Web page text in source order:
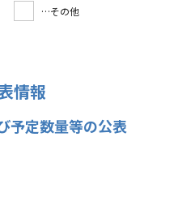
…その他
情報
予定数量等の公表